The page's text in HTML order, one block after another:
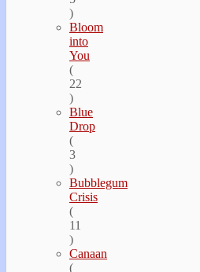
)
Bloom
into
You
(
22
)
Blue
Drop
(
3
)
Bubblegum
Crisis
(
11
)
Canaan
(